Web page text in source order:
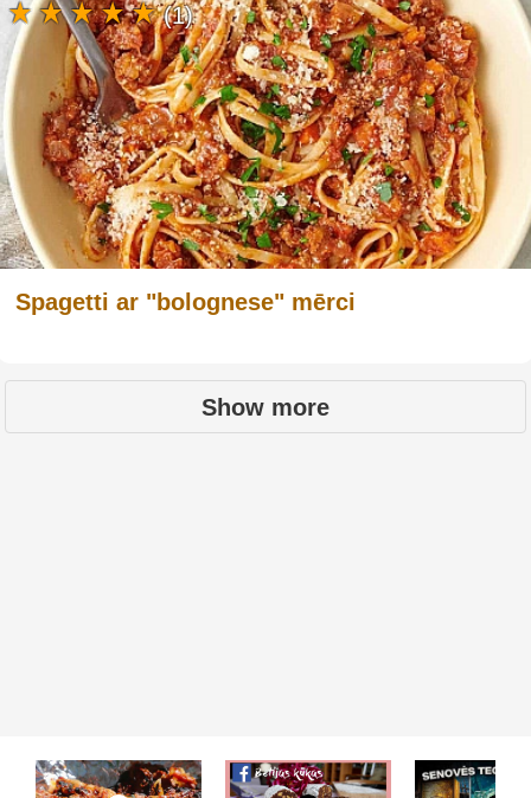
Spagetti ar "bolognese" mērci
(1)
Show more